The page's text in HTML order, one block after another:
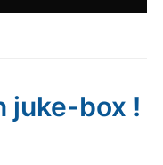
juke-box !